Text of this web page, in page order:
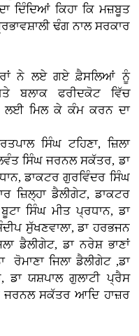
ਦਿੰਦਿਆਂ ਕਿਹਾ ਕਿ ਮਜ਼ਬੂਤ
ਢੰਗ ਨਾਲ ਸਰਕਾਰ
ਨੇ ਲਏ ਗਏ ਫ਼ੈਸਲਿਆਂ ਨੂੰ
ਬਲਾਕ ਫਰੀਦਕੋਟ ਵਿੱਚ
ਲਈ ਮਿਲ ਕੇ ਕੰਮ ਕਰਨ ਦਾ
ਸਿੰਘ ਟਹਿਣਾ, ਜ਼ਿਲਾ
ਸਿੰਘ ਜਰਨਲ ਸਕੱਤਰ, ਡਾ
ਡਾਕਟਰ ਗੁਰਵਿੰਦਰ ਸਿੰਘ
ਜ਼ਿਲ੍ਹਾ ਡੈਲੀਗੇਟ, ਡਾਕਟਰ
ਸਿੰਘ ਮੀਤ ਪ੍ਰਧਾਨ, ਡਾ
ਸੁੱਖਣਵਾਲਾ, ਡਾ ਹਰਭਜਨ
ਡੈਲੀਗੇਟ, ਡਾ ਨਰੇਸ਼ ਭਾਣਾਂ
ਰੋਮਾਣਾ ਜਿਲਾ ਡੈਲੀਗੇਟ ,ਡਾ
ਡਾ ਯਸ਼ਪਾਲ ਗੁਲਾਟੀ ਪ੍ਰੈਸ
ਜਰਨਲ ਸਕੱਤਰ ਆਦਿ ਹਾਜ਼ਰ